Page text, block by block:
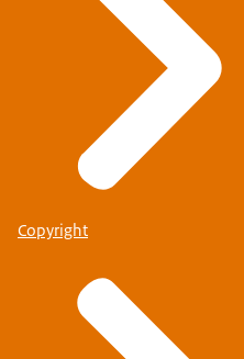
Copyright